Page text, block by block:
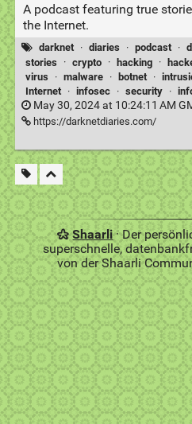
A podcast featuring true
the Internet.
darknet · diaries · podcast ·
stories
· crypto · hacking ·
virus
· malware · botnet ·
Internet
· infosec · security ·
May 30, 2024 at 10:24:11 AM
https://darknetdiaries.com/
Shaarli· Der
superschnelle,
von der Shaarli